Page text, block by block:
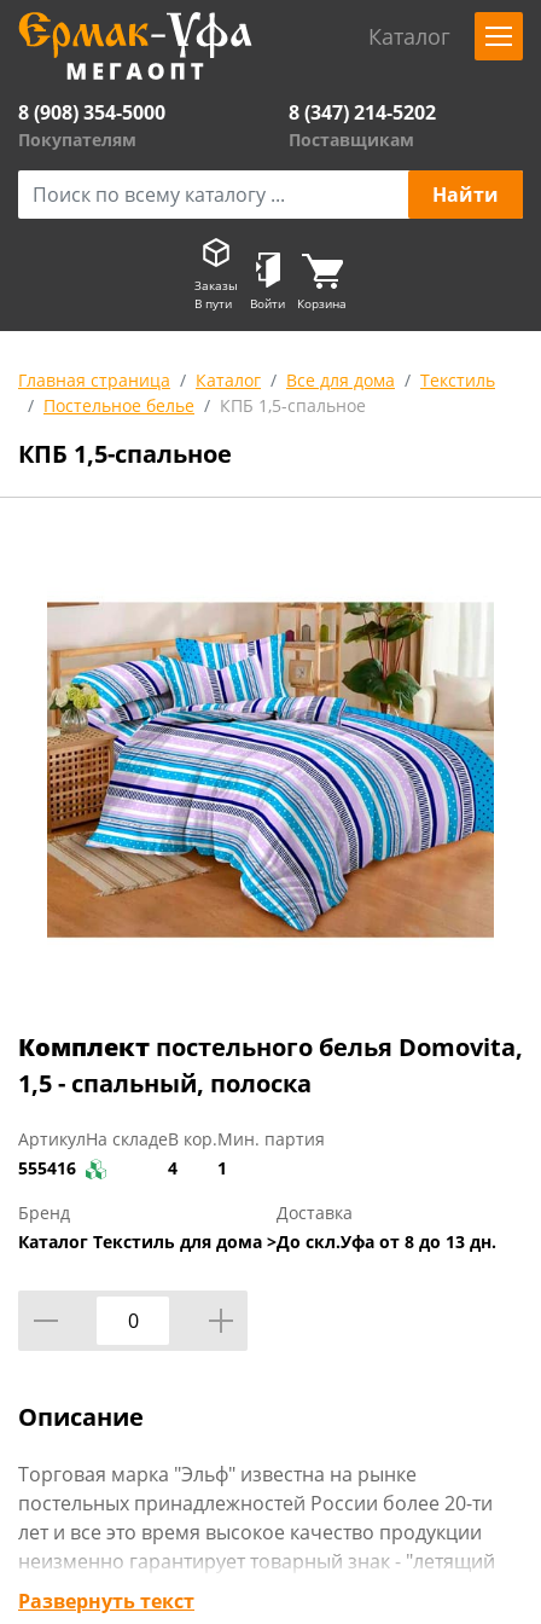
Каталог
8 (908) 354-5000
Покупателям
8 (347) 214-5202
Поставщикам
Заказы
В пути
Войти Корзина
Главная страница Каталог Все для дома
Текстиль
Постельное белье
КПБ 1,5-спальное
КПБ 1,5-спальное
Комплект постельного белья Domovita,
1,5 - спальный, полоска
Артикул
555416
На складеВ кор.
4
Мин. партия
1
Бренд
Каталог Текстиль для дома >
Доставка
До скл.Уфа от 8 до 13 дн.
Описание
Торговая марка "Эльф" известна на рынке
постельных принадлежностей России более 20-ти
лет и все это время высокое качество продукции
неизменно гарантирует товарный знак - "летящий
Эльф". К 1999 году объем производства достиг 220
Развернуть текст